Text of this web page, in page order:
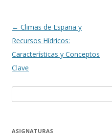
Navegación
de
entradas
← Climas de España y
Recursos Hídricos:
Características y Conceptos
Clave
ASIGNATURAS